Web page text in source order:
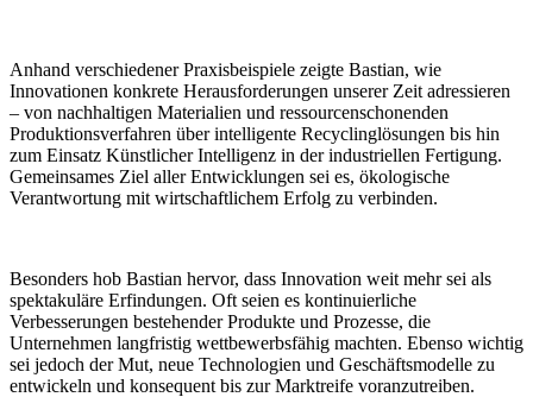
Anhand verschiedener Praxisbeispiele zeigte Bastian, wie
Innovationen konkrete Herausforderungen unserer Zeit adressieren
– von nachhaltigen Materialien und ressourcenschonenden
Produktionsverfahren über intelligente Recyclinglösungen bis hin
zum Einsatz Künstlicher Intelligenz in der industriellen Fertigung.
Gemeinsames Ziel aller Entwicklungen sei es, ökologische
Verantwortung mit wirtschaftlichem Erfolg zu verbinden.
Besonders hob Bastian hervor, dass Innovation weit mehr sei als
spektakuläre Erfindungen. Oft seien es kontinuierliche
Verbesserungen bestehender Produkte und Prozesse, die
Unternehmen langfristig wettbewerbsfähig machten. Ebenso wichtig
sei jedoch der Mut, neue Technologien und Geschäftsmodelle zu
entwickeln und konsequent bis zur Marktreife voranzutreiben.